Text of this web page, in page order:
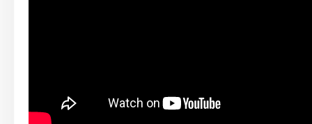
Amint a labda beesik a nyílásba, a készülék azonnal
kilövi a beállított távolságba. Indulhat az interaktív